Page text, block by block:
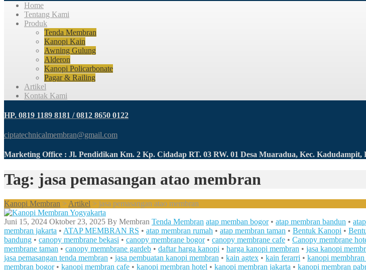
Home
Tentang Kami
Produk
Tenda Membran
Kanopi Kain
Awning Gulung
Alderon
Kanopi Policarbonate
Pagar & Railing
Artikel
Kontak Kami
HP. 0819 1189 8181 / 0812 8650 0122
ciptatechnicalmembran@gmail.com
Marketing Office : Jl. Pendidikan Km. 2 Kp. Cidadap RT. 03 RW. 01 Desa Muaradua, Kec. Kadudampit,
Tag: jasa pemasangan atao membran
Kanopi Membran > Artikel > jasa pemasangan atao membran
Juni 15, 2024 Oktober 23, 2025 By Membran Tenda Membran atap memban bogor• atap membran bandun •
membran jakarta • ATAP MEMBRAN RS • atap membran rumah • atap membran taman • Bentuk Kanopi •
bandung • canopy membrane bekasi • canopy membrane bogor• canopy membrane cafe • Canopy membrane
membrane taman • canopy memnbrane gardeb • daftar harga kanopi • harga kanopi membran • jasa kanopi
jasa pemasangan tenda membran • jasa pembuatan kanopi membran • kain agtex • kain ferarri • kanopi membhran
membran bogor• kanopi membran cafe • kanopi membran hotel • kanopi membran jakarta • kanopi membran